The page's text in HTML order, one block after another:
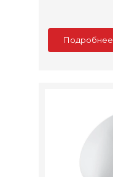
Подробнее